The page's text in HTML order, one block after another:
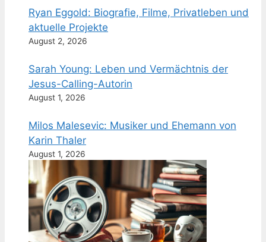
Ryan Eggold: Biografie, Filme, Privatleben und
aktuelle Projekte
August 2, 2026
Sarah Young: Leben und Vermächtnis der
Jesus-Calling-Autorin
August 1, 2026
Milos Malesevic: Musiker und Ehemann von
Karin Thaler
August 1, 2026